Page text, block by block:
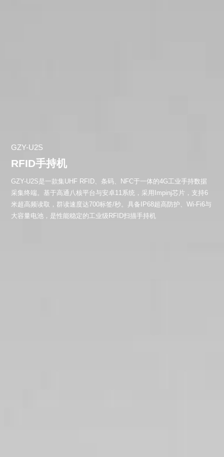
GZY-U2S
RFID手持机
GZY-U2S是一款集UHF RFID、条码、NFC于一体的4G工业手持数据
采集终端。基于高通八核平台与安卓11系统，采用Impinj芯片，支持6
米超高频读取，群读速度达700标签/秒。具备IP68超高防护、Wi-Fi6与
大容量电池，是性能稳定的工业级RFID扫描手持机